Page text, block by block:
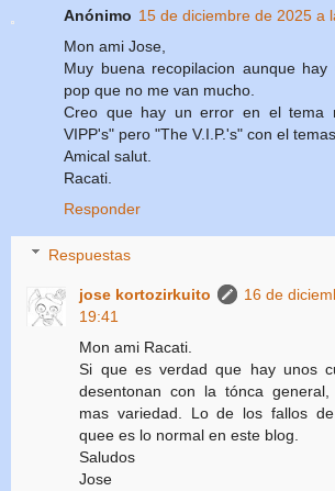
Anónimo 15 de diciembre de 2025 a
Mon ami Jose,
Muy buena recopilacion aunque
pop que no me van mucho.
Creo que hay un error en el tema
VIPP's" pero "The V.I.P.'s" con el
Amical salut.
Racati.
Responder
Respuestas
jose kortozirkuito
16 de
19:41
Mon ami Racati.
Si que es verdad que hay unos
desentonan con la tónca
mas variedad. Lo de los fallos
quee es lo normal en este blog.
Saludos
Jose